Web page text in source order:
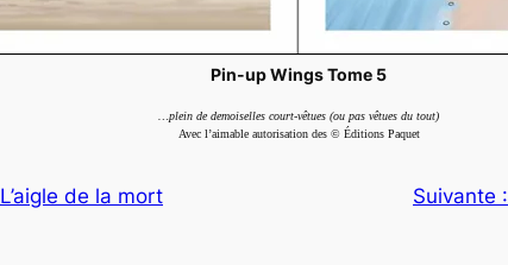
Pin-up Wings Tome 5
…plein de demoiselles court-vêtues (ou pas vêtues du tout)
Avec l’aimable autorisation des © Éditions Paquet
L’aigle de la mort Suivante :